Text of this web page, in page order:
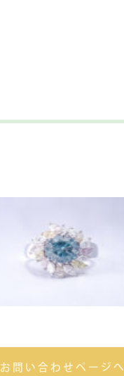
お問い合わせページへ